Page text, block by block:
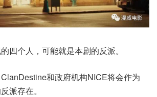
四个人，可能就是本剧的反派。
和政府机构NICE将会作为
派存在。